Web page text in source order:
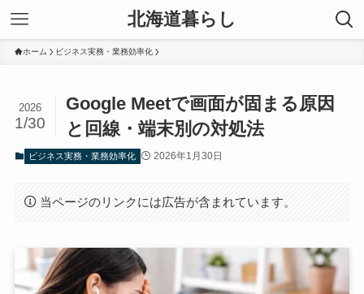
北海道暮らし
ホーム ビジネス実務・業務効率化
Google Meetで画面が固まる原因
と回線・端末別の対処法
2026
1/30
ビジネス実務・業務効率化 2026年1月30日
当ページのリンクには広告が含まれています。